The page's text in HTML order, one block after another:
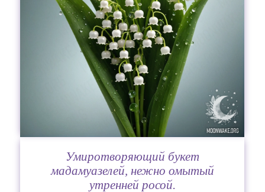
Умиротворяющий букет
мадамуазелей, нежно омытый
утренней росой.